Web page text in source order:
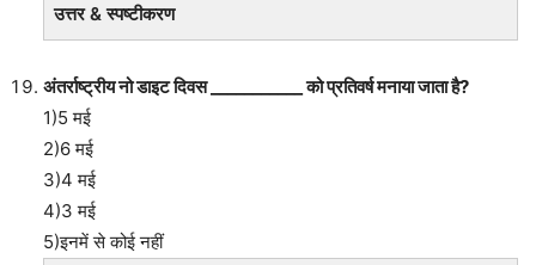
उत्तर & स्पष्टीकरण
अंतर्राष्ट्रीय नो डाइट दिवस ___________ को प्रतिवर्ष मनाया जाता है?
1)5 मई
2)6 मई
3)4 मई
4)3 मई
5)इनमें से कोई नहीं